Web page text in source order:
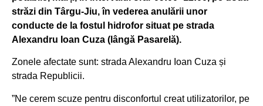
străzi din Târgu-Jiu, în vederea anulării unor
conducte de la fostul hidrofor situat pe strada
Alexandru Ioan Cuza (lângă Pasarelă).
Zonele afectate sunt: strada Alexandru Ioan Cuza și
strada Republicii.
”Ne cerem scuze pentru disconfortul creat utilizatorilor, pe